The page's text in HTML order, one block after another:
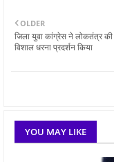
OLDER
जिला युवा कांग्रेस ने लोकतंत्र की
विशाल धरना प्रदर्शन किया
YOU MAY LIKE